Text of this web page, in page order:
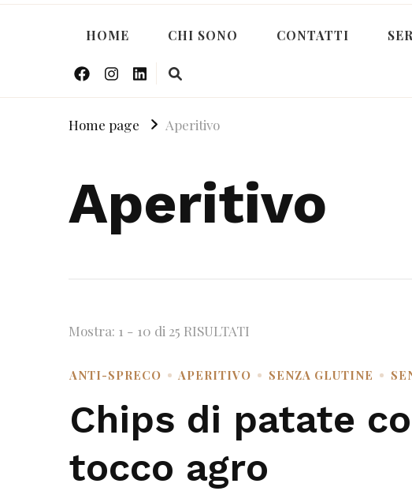
HOME CHI SONO CONTATTI
Home page Aperitivo
Aperitivo
Mostra: 1 - 10 di 25 RISULTATI
ANTI-SPRECO APERITIVO SENZA GLUTINE
Chips di patate
tocco agro